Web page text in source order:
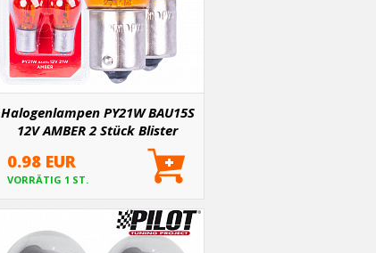
Halogenlampen PY21W BAU15S
12V AMBER 2 Stück Blister
0.98 EUR
VORRÄTIG 1 ST.